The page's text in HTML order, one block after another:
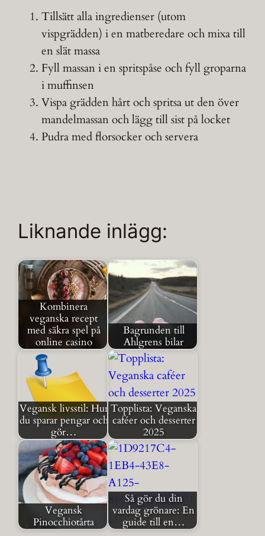
Tillsätt alla ingredienser (utom
vispgrädden) i en matberedare och mixa till
en slät massa
Fyll massan i en spritspåse och fyll groparna
i muffinsen
Vispa grädden hårt och spritsa ut den över
mandelmassan och lägg till sist på locket
Pudra med florsocker och servera
Liknande inlägg:
Kombinera
veganska recept
med säkra spel på
online casino
Bagrunden till
Ahlgrens bilar
Vegansk livsstil: Hur
du sparar pengar och
gör…
Topplista: Veganska
caféer och desserter
2025
Vegansk
Pinocchiotårta
Så gör du din
vardag grönare: En
guide till en…